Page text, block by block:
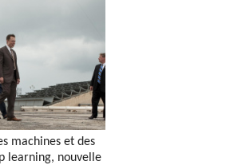
machines et des
learning, nouvelle